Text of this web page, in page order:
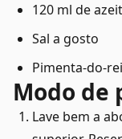
120 ml de
Sal a gosto
Pimenta-do-
Modo de
Lave bem a